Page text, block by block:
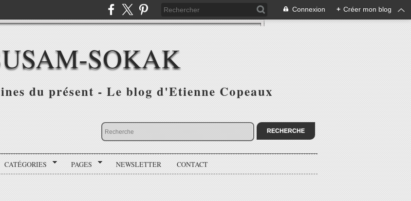
Connexion + Créer mon blog
SOKAK
du présent - Le blog d'Etienne Copeaux
CATÉGORIES PAGES NEWSLETTER CONTACT